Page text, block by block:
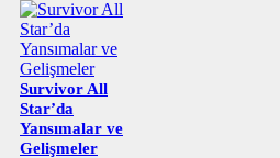
Survivor All
Star’da
Yansımalar ve
Gelişmeler